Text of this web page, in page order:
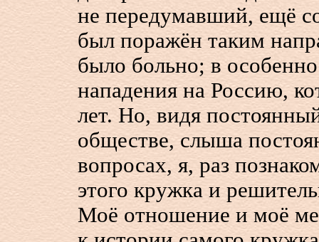
не передумавший, ещё
был поражён таким
было больно; в
нападения на Россию,
лет. Но, видя
обществе, слыша
вопросах, я, раз
этого кружка и
Моё отношение и моё